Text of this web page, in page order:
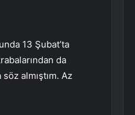
13 Şubat’ta
da
almıştım. Az